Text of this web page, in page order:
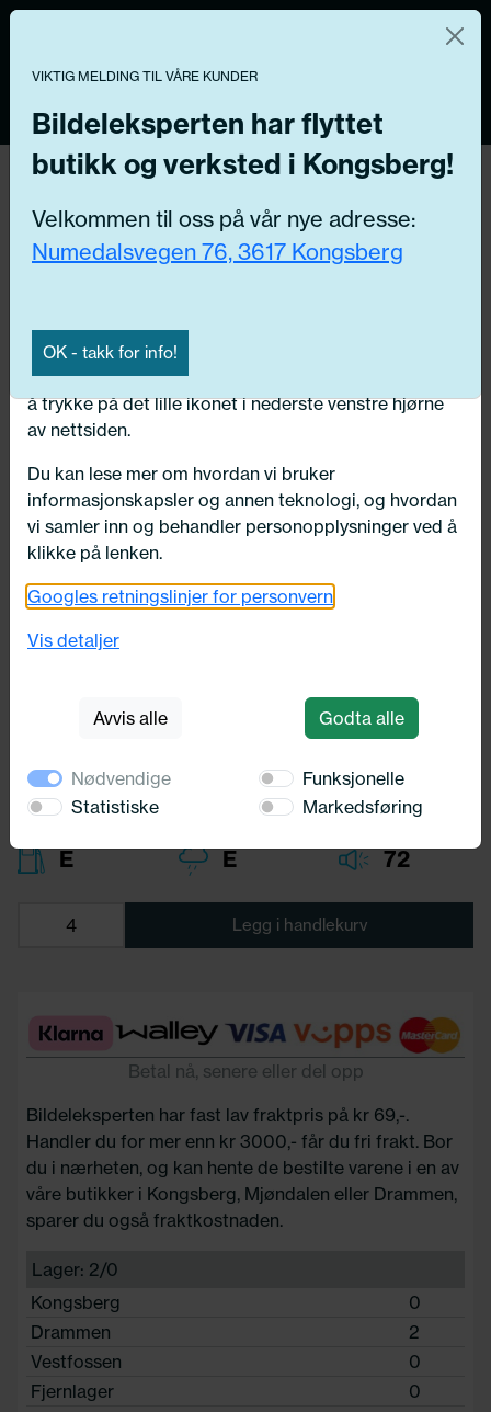
Tilbake
215/65X16 Kenda KR36 98Q
Kenda
215,00
Diameter:
Lasteindex:
98
Hastighets merking:
E E 72
Legg i handlekurv
Betal nå, senere eller del opp
Bildeleksperten har fast lav fraktpris på kr 69,-.
Handler du for mer enn kr 3000,- får du fri frakt. Bor
du i nærheten, og kan hente de bestilte varene i en av
våre butikker i Kongsberg, Mjøndalen eller Drammen,
sparer du også fraktkostnaden.
Lager: 2/0
Kongsberg
0
Drammen
2
Vestfossen
0
Fjernlager
0
Vi og våre forretningspartnere bruker teknologier,
inkludert informasjonskapsler/«cookies» til å samle
informasjon om deg for forskjellige formål, inkludert:
Funksjonelle, Statistiske, Markedsføring
Ved å trykke «Godta» gir du din tillatelse til alle disse
formålene. Du kan også velge formålet du vil
innstillingene».
Du kan trekke tilbake samtykket ditt til enhver tid ved
å trykke på det lille ikonet i nederste venstre hjørne
av nettsiden.
Du kan lese mer om hvordan vi bruker
informasjonskapsler og annen teknologi, og hvordan
vi samler inn og behandler personopplysninger ved å
klikke på lenken.
Googles retningslinjer for personvern
Vis detaljer
Avvis alle Godta alle
Nødvendige
Funksjonelle
Statistiske
Markedsføring
VIKTIG MELDING TIL VÅRE KUNDER
Bildeleksperten har flyttet
butikk og verksted i Kongsberg!
Velkommen til oss på vår nye adresse:
Numedalsvegen 76, 3617 Kongsberg
OK - takk for info!